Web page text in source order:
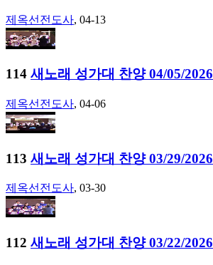
제옥선전도사, 04-13
114 새노래 성가대 찬양 04/05/2026
제옥선전도사, 04-06
113 새노래 성가대 찬양 03/29/2026
제옥선전도사, 03-30
112 새노래 성가대 찬양 03/22/2026